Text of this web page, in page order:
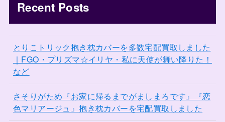
Recent Posts
とりこトリック抱き枕カバーを多数宅配買取しました
｜FGO・プリズマ☆イリヤ・私に天使が舞い降りた！
など
さそりがため『お家に帰るまでがましまろです』『恋
色マリアージュ』抱き枕カバーを宅配買取しました